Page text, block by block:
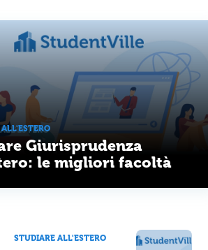
Giurisprudenza
le migliori facoltà
STUDIARE ALL'ESTERO